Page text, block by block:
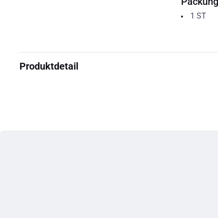
1 ST
Produktdetail